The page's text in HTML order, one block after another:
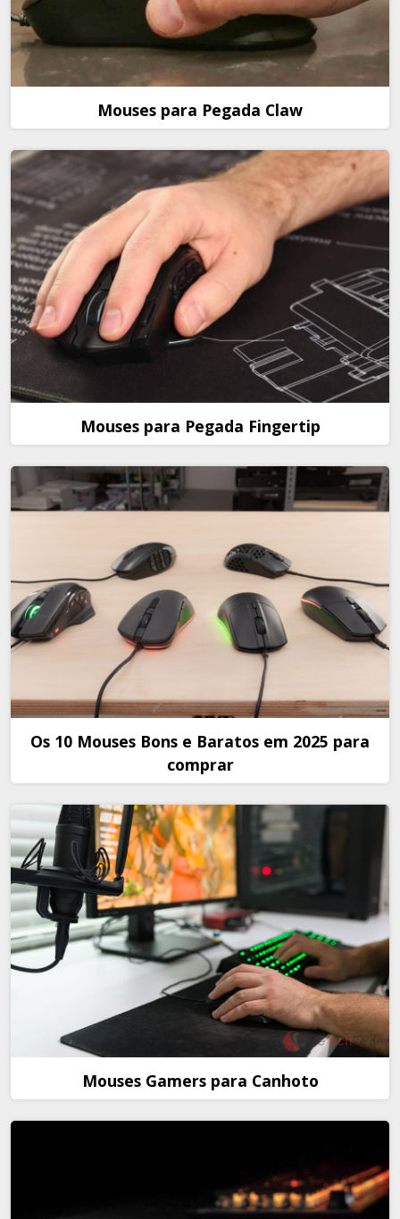
Mouses para Pegada Claw
Mouses para Pegada Fingertip
Os 10 Mouses Bons e Baratos em 2025 para
comprar
Mouses Gamers para Canhoto